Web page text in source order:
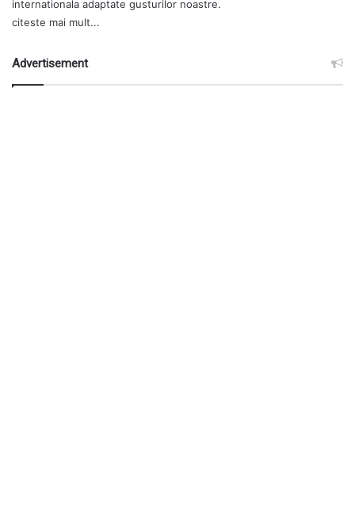
internationala adaptate gusturilor noastre.
citeste mai mult...
Advertisement